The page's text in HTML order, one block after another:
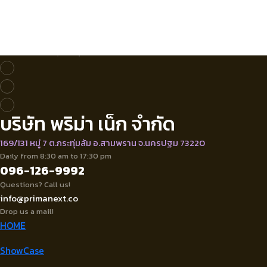
บริษัท พริม่า เน็ก จำกัด
169/131 หมู่ 7 ต.กระทุ่มล้ม อ.สามพราน จ.นครปฐม 73220
Daily from 8:30 am to 17:30 pm
096-126-9992
Questions? Call us!
info@primanext.co
Drop us a mail!
HOME
ShowCase